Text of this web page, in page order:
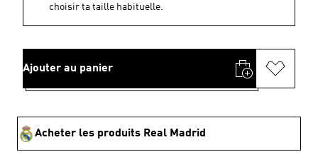
choisir ta taille habituelle.
Ajouter au panier
Acheter les produits Real Madrid